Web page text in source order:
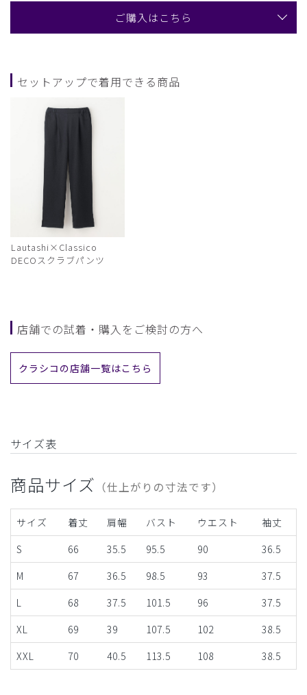
ご購入はこちら
セットアップで着用できる商品
Lautashi×Classico
DECOスクラブパンツ
店舗での試着・購入をご検討の方へ
クラシコの店舗一覧はこちら
サイズ表
商品サイズ （仕上がりの寸法です）
サイズ 着丈 肩幅 バスト ウエスト
袖丈
S
66 35.5 95.5 90
36.5
M
67 36.5 98.5 93
37.5
L
68 37.5 101.5 96
37.5
XL
69 39 107.5 102
38.5
XXL
70 40.5 113.5 108 38.5